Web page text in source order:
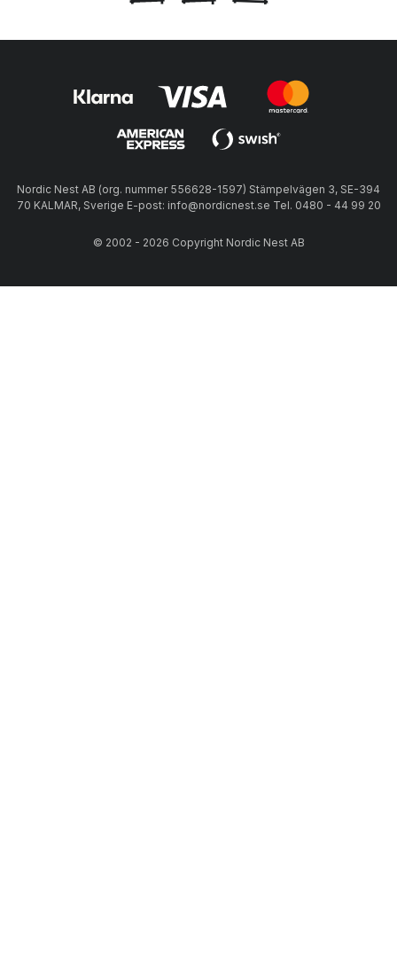
Nordic Nest AB (org. nummer 556628-1597) Stämpelvägen 3, SE-394
70 KALMAR, Sverige E-post: info@nordicnest.se Tel. 0480 - 44 99 20
© 2002 - 2026 Copyright Nordic Nest AB